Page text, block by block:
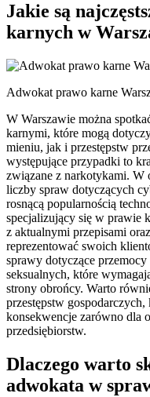
Jakie są
karnych w
Adwokat prawo karne
W Warszawie można
karnymi, które mogą
mieniu, jak i przestępstw
występujące przypadki to
związane z narkotykami. W
liczby spraw dotyczących
rosnącą popularnością
specjalizujący się w prawie
z aktualnymi przepisami
reprezentować swoich
sprawy dotyczące
seksualnych, które
strony obrońcy. Warto
przestępstw
konsekwencje zarówno dla
przedsiębiorstw.
Dlaczego warto
adwokata w